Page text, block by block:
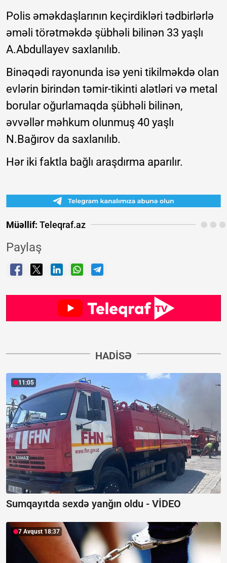
Polis əməkdaşlarının keçirdikləri tədbirlərlə
əməli törətməkdə şübhəli bilinən 33 yaşlı
A.Abdullayev saxlanılıb.
Binəqədi rayonunda isə yeni tikilməkdə olan
evlərin birindən təmir-tikinti alətləri və metal
borular oğurlamaqda şübhəli bilinən,
əvvəllər məhkum olunmuş 40 yaşlı
N.Bağırov da saxlanılıb.
Hər iki faktla bağlı araşdırma aparılır.
Müəllif: Teleqraf.az
Paylaş
HADISƏ
11:05
Sumqayıtda sexdə yanğın oldu - VİDEO
7 Avqust 18:37